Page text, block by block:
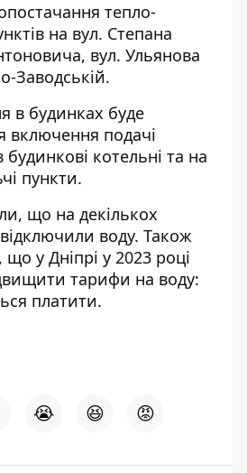
тепло-
на вул. Степана
вул. Ульянова
Заводській.
в будинках буде
включення подачі
будинкові котельні та на
пункти.
що на декількох
відключили воду. Також
у Дніпрі у 2023 році
тарифи на воду:
платити.
😭 😆 😡